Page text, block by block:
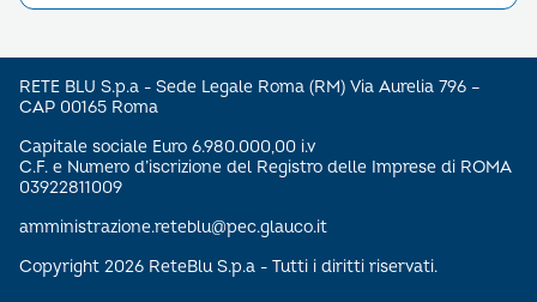
RETE BLU S.p.a - Sede Legale Roma (RM) Via Aurelia 796 –
CAP 00165 Roma
Capitale sociale Euro 6.980.000,00 i.v
C.F. e Numero d’iscrizione del Registro delle Imprese di ROMA
03922811009
amministrazione.reteblu@pec.glauco.it
Copyright 2026 ReteBlu S.p.a - Tutti i diritti riservati.